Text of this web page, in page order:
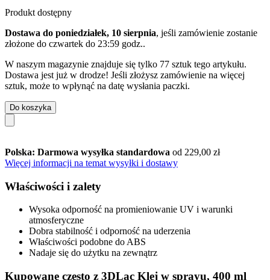
Produkt dostępny
Dostawa do poniedziałek, 10 sierpnia, jeśli zamówienie zostanie
złożone do czwartek do 23:59 godz..
W naszym magazynie znajduje się tylko 77 sztuk tego artykułu.
Dostawa jest już w drodze! Jeśli złożysz zamówienie na więcej
sztuk, może to wpłynąć na datę wysłania paczki.
Do koszyka
Polska: Darmowa wysyłka standardowa od 229,00 zł
Więcej informacji na temat wysyłki i dostawy
Właściwości i zalety
Wysoka odporność na promieniowanie UV i warunki
atmosferyczne
Dobra stabilność i odporność na uderzenia
Właściwości podobne do ABS
Nadaje się do użytku na zewnątrz
Kupowane często z 3DLac Klej w sprayu, 400 ml